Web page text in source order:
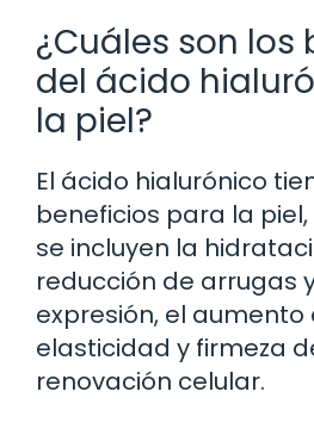
¿Cuáles son los
del ácido
la piel?
El ácido hialurónico
beneficios para la
se incluyen la
reducción de arrugas
expresión, el aumento
elasticidad y firmeza
renovación celular.